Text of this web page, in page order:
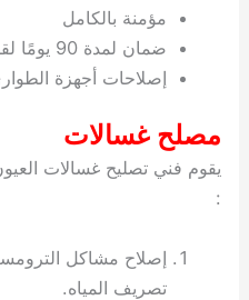
مؤمنة بالكامل
ضمان لمدة 90 يومًا لقطع الغيار والعمالة
إصلاحات أجهزة
مصلح غسالات
يقوم فني تصليح غسالات
:
إصلاح مشاكل
تصريف المياه.